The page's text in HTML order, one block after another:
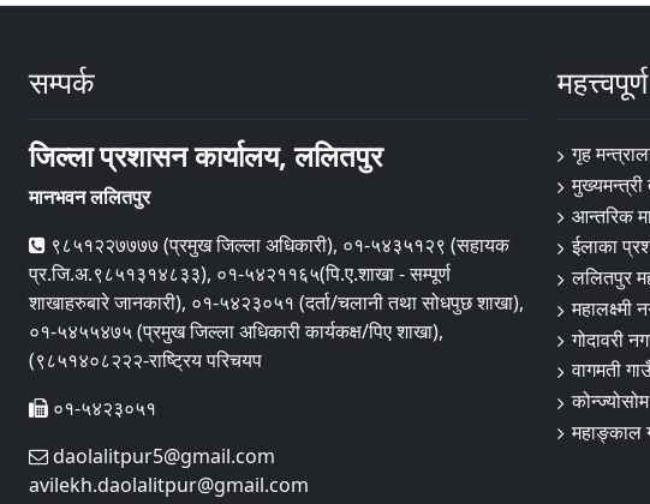
सम्पर्क
जिल्ला प्रशासन कार्यालय, ललितपुर
मानभवन ललितपुर
९८५१२२७७७७ (प्रमुख जिल्ला अधिकारी), ०१-५४३५१२९ (सहायक
प्र.जि.अ.९८५१३१४८३३), ०१-५४२११६५(पि.ए.शाखा - सम्पूर्ण
शाखाहरुबारे जानकारी), ०१-५४२३०५१ (दर्ता/चलानी तथा सोधपुछ शाखा),
०१-५४५५४७५ (प्रमुख जिल्ला अधिकारी कार्यकक्ष/पिए शाखा),
(९८५१४०८२२२-राष्ट्रिय परिचयप
०१-५४२३०५१
daolalitpur5@gmail.com
avilekh.daolalitpur@gmail.com
गृह
मुख्यमन्त्री
आन्तरिक
ईलाका
ललितपुर
महालक्ष्मी
गोदावरी
वागमती
महाङ्काल